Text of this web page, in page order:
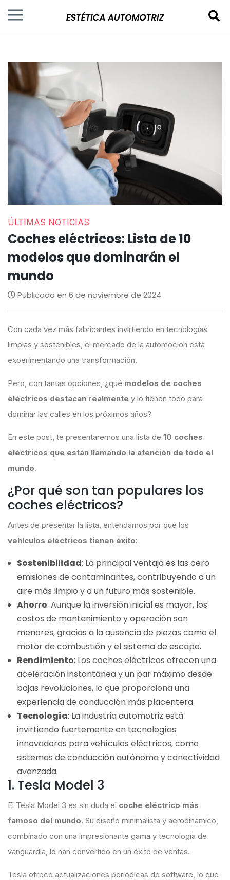
ÚLTIMAS NOTICIAS
Coches eléctricos: Lista de 10
modelos que dominarán el
mundo
Publicado en 6 de noviembre de 2024
Con cada vez más fabricantes invirtiendo en tecnologías
limpias y sostenibles, el mercado de la automoción está
experimentando una transformación.
Pero, con tantas opciones, ¿qué modelos de coches
eléctricos destacan realmente y lo tienen todo para
dominar las calles en los próximos años?
En este post, te presentaremos una lista de 10 coches
eléctricos que están llamando la atención de todo el
mundo.
¿Por qué son tan populares los
coches eléctricos?
Antes de presentar la lista, entendamos por qué los
vehículos eléctricos tienen éxito:
Sostenibilidad: La principal ventaja es las cero
emisiones de contaminantes, contribuyendo a un
aire más limpio y a un futuro más sostenible.
Ahorro: Aunque la inversión inicial es mayor, los
costos de mantenimiento y operación son
menores, gracias a la ausencia de piezas como el
motor de combustión y el sistema de escape.
Rendimiento: Los coches eléctricos ofrecen una
aceleración instantánea y un par máximo desde
bajas revoluciones, lo que proporciona una
experiencia de conducción más placentera.
Tecnología: La industria automotriz está
invirtiendo fuertemente en tecnologías
innovadoras para vehículos eléctricos, como
sistemas de conducción autónoma y conectividad
avanzada.
1. Tesla Model 3
El Tesla Model 3 es sin duda el coche eléctrico más
famoso del mundo. Su diseño minimalista y aerodinámico,
combinado con una impresionante gama y tecnología de
vanguardia, lo han convertido en un éxito de ventas.
Tesla ofrece actualizaciones periódicas de software, lo que